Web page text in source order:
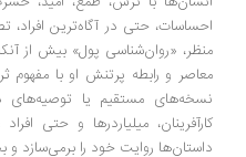
حتی در آگاه‌ترین افراد،
«روان‌شناسی پول» بیش از آنکه
و رابطه پرتنش او با مفهوم ثروت و
مستقیم یا توصیه‌های دستوری،
میلیاردرها و حتی افراد
روایت خود را برمی‌سازد و بحث را